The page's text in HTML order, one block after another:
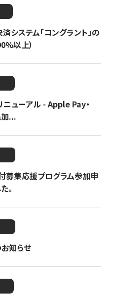
システム「コングラント」の
以上）
ニューアル - Apple Pay・
...
募集応援プログラム参加申
。
知らせ